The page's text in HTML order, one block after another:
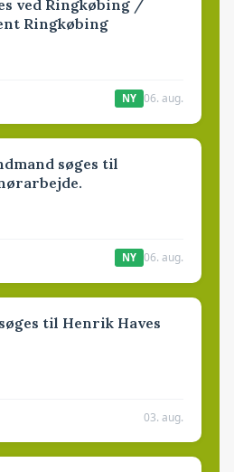
ved Ringkøbing /
Ringkøbing
NY 06. aug.
søges til
NY 06. aug.
til Henrik Haves
03. aug.